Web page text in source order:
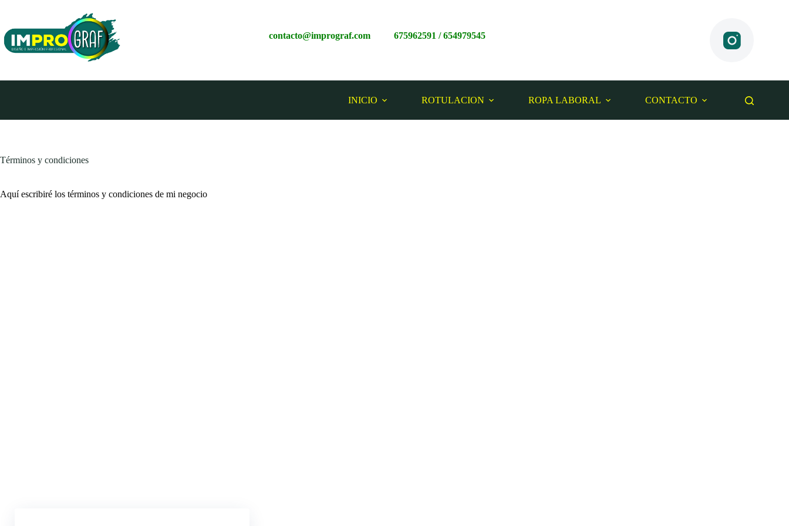
contacto@imprograf.com 675962591 /654979545
INICIO ROTULACION ROPA LABORAL CONTACTO
Términos y condiciones
Aquí escribiré los términos y condiciones de mi negocio